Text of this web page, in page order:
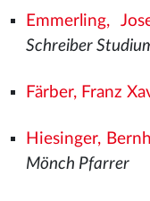
Emmerling,
Schreiber
Färber, Franz
Hiesinger,
Mönch Pfarrer